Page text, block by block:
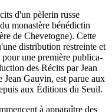
d'un pèle­rin russe
monas­tère béné­dic­tin
de Che­ve­togne). Cette
dis­tri­bu­tion res­treinte et
pour une pre­mière publi­ca­
des Récits par Jean
Gau­vin, est parue aux
aux Édi­tions du Seuil.
à appa­raître des